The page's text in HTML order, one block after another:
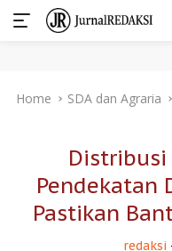
Home SDA dan Agraria
Distribusi
Pendekatan
Pastikan
redaksi